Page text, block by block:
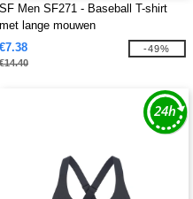
SF Men SF271 - Baseball T-shirt
met lange mouwen
€7.38
€14.40
-49%